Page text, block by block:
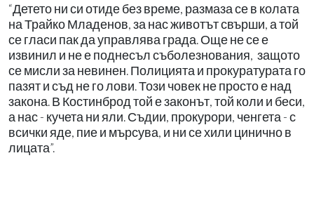
“Детето ни си отиде без време, размаза се в колата
на Трайко Младенов, за нас животът свърши, а той
се гласи пак да управлява града. Още не се е
извинил и не е поднесъл съболезнования, защото
се мисли за невинен. Полицията и прокуратурата го
пазят и съд не го лови. Този човек не просто е над
закона. В Костинброд той е законът, той коли и беси,
а нас - кучета ни яли. Съдии, прокурори, ченгета - с
всички яде, пие и мърсува, и ни се хили цинично в
лицата”.